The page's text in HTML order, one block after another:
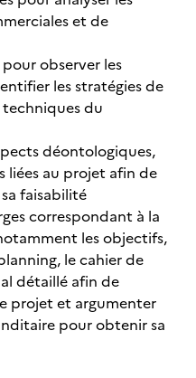
et de
observer les
les stratégies de
du
déontologiques,
liées au projet afin de
faisabilité
correspondant à la
les objectifs,
le cahier de
détaillé afin de
projet et argumenter
pour obtenir sa